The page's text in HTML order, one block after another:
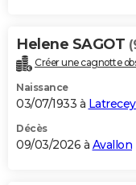
Helene SAGOT
Créer une cagnotte
Naissance
03/07/1933 à
Décès
09/03/2026 à Avallon